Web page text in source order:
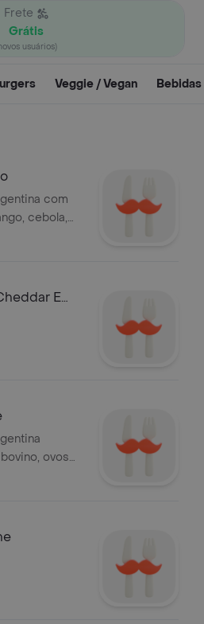
Frete
Grátis
usuários)
Veggie / Vegan Bebidas
com
cebola,
cozidos.
E
ovos
verdes - 1